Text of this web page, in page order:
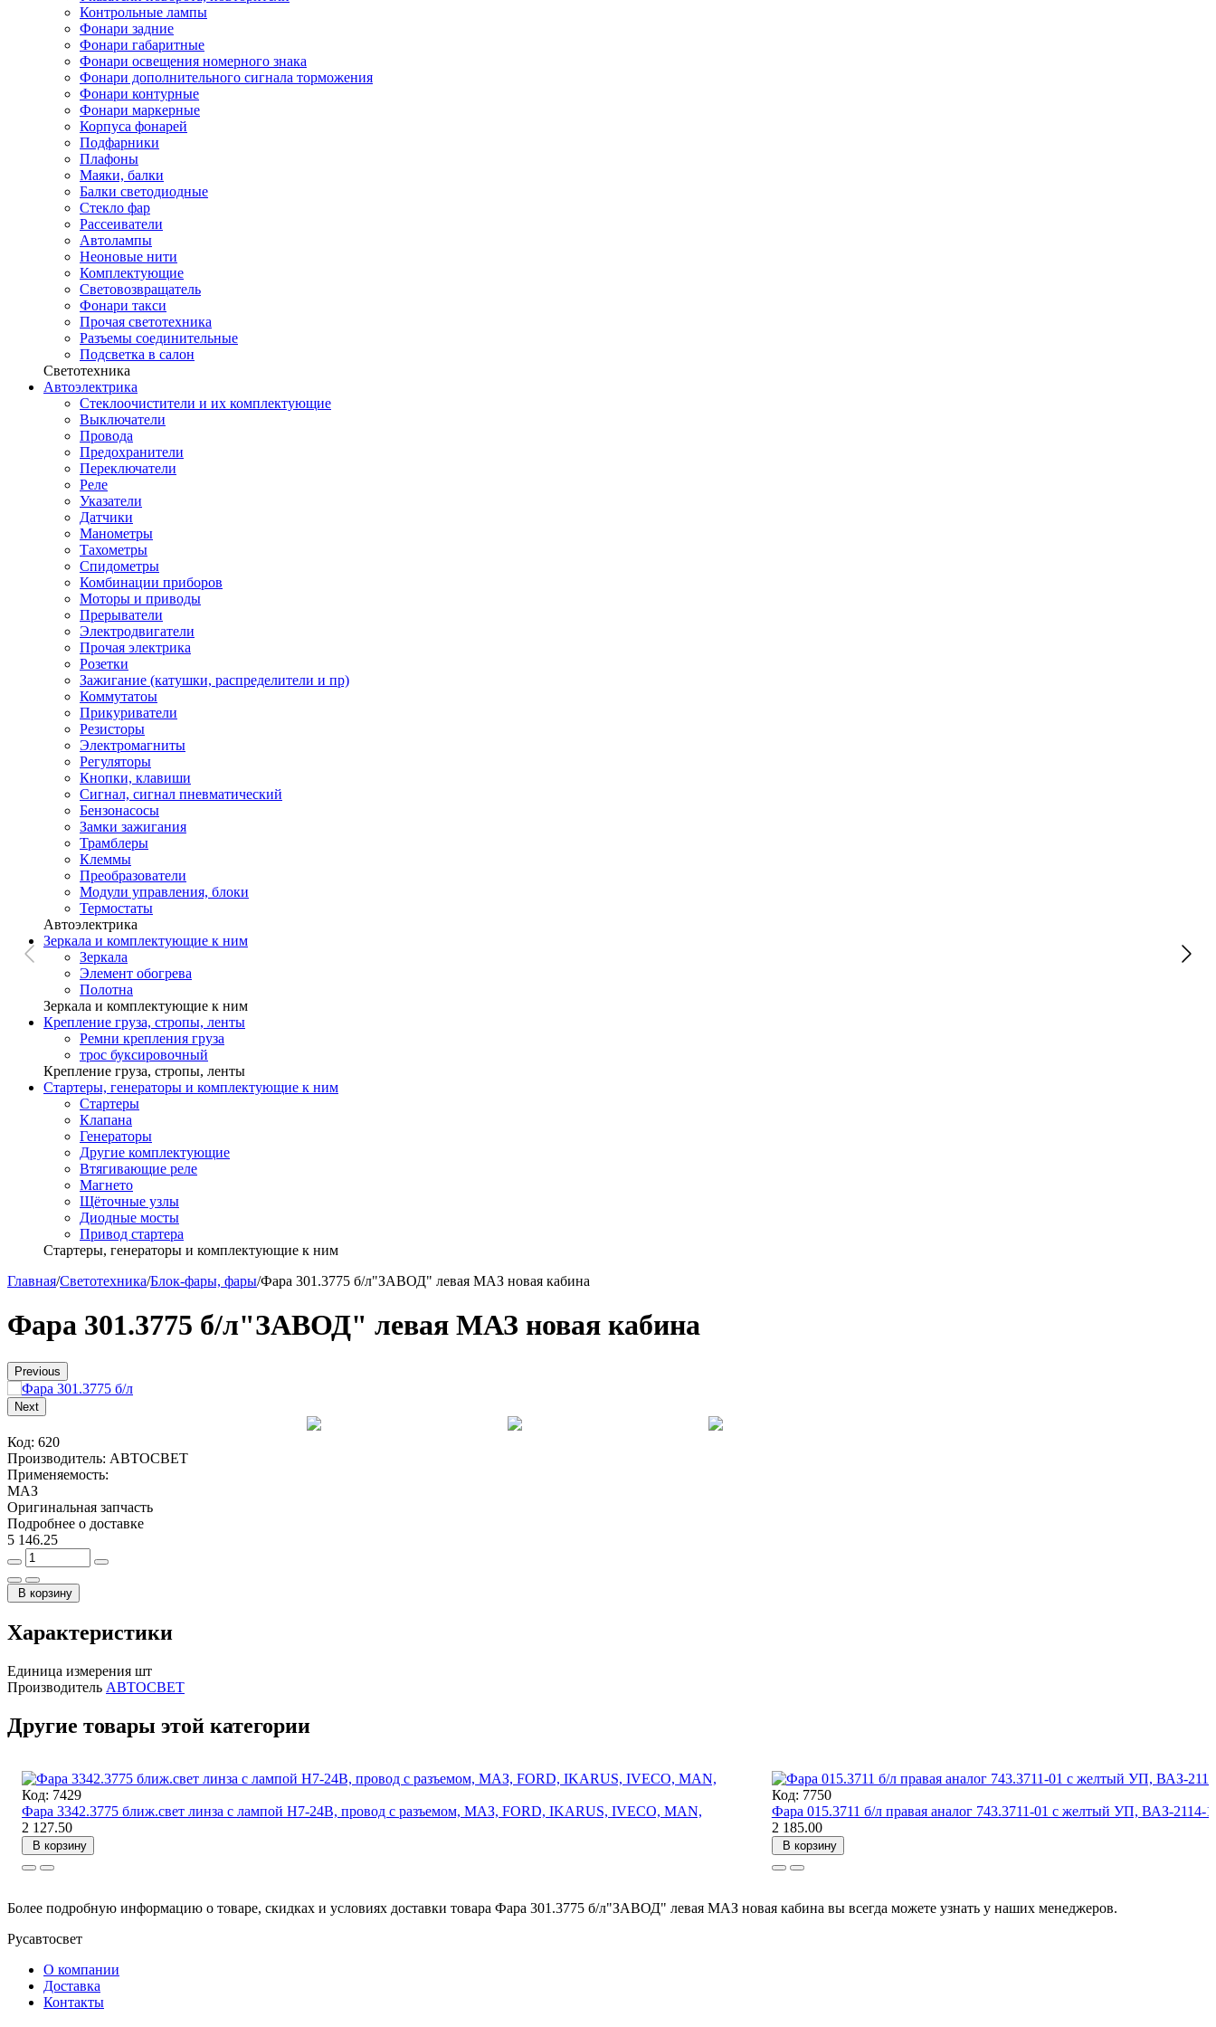
Контрольные лампы
Фонари задние
Фонари габаритные
Фонари освещения номерного знака
Фонари дополнительного сигнала торможения
Фонари контурные
Фонари маркерные
Корпуса фонарей
Подфарники
Плафоны
Маяки, балки
Балки светодиодные
Стекло фар
Рассеиватели
Автолампы
Неоновые нити
Комплектующие
Световозвращатель
Фонари такси
Прочая светотехника
Разъемы соединительные
Подсветка в салон
Светотехника
Автоэлектрика
Стеклоочистители и их комплектующие
Выключатели
Провода
Предохранители
Переключатели
Реле
Указатели
Датчики
Манометры
Тахометры
Спидометры
Комбинации приборов
Моторы и приводы
Прерыватели
Электродвигатели
Прочая электрика
Розетки
Зажигание (катушки, распределители и пр)
Коммутатоы
Прикуриватели
Резисторы
Электромагниты
Регуляторы
Кнопки, клавиши
Сигнал, сигнал пневматический
Бензонасосы
Замки зажигания
Трамблеры
Клеммы
Преобразователи
Модули управления, блоки
Термостаты
Автоэлектрика
Зеркала и комплектующие к ним
Зеркала
Элемент обогрева
Полотна
Зеркала и комплектующие к ним
Крепление груза, стропы, ленты
Ремни крепления груза
трос буксировочный
Крепление груза, стропы, ленты
Стартеры, генераторы и комплектующие к ним
Стартеры
Клапана
Генераторы
Другие комплектующие
Втягивающие реле
Магнето
Щёточные узлы
Диодные мосты
Привод стартера
Стартеры, генераторы и комплектующие к ним
Главная/Светотехника/Блок-фары, фары/Фара 301.3775 б/л"ЗАВОД" левая МАЗ новая кабина
Фара 301.3775 б/л"ЗАВОД" левая МАЗ новая кабина
Previous
Next
Код: 620
Производитель: АВТОСВЕТ
Применяемость:
МАЗ
Оригинальная запчасть
Подробнее о доставке
5 146.25
В корзину
Характеристики
Единица измерения шт
Производитель АВТОСВЕТ
Другие товары этой категории
Код: 7429
Фара 3342.3775 ближ.свет линза с лампой Н7-24В, провод с разъемом, МАЗ, FORD, IKARUS, IVECO, MAN,
2 127.50
В корзину
Код: 7750
Фара 015.3711 б/л правая аналог 743.3711-01 с желтый УП, ВАЗ-
2 185.00
В корзину
Более подробную информацию о товаре, скидках и условиях доставки товара Фара 301.3775 б/л"ЗАВОД" левая МАЗ новая кабина вы всегда можете узнать у наших менеджеров.
Русавтосвет
О компании
Доставка
Контакты